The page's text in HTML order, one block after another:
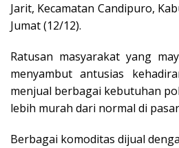
Jarit, Kecamatan Candipuro,
Jumat (12/12).
Ratusan masyarakat yang
menyambut antusias
menjual berbagai kebutuhan
lebih murah dari normal di
Berbagai komoditas dijual